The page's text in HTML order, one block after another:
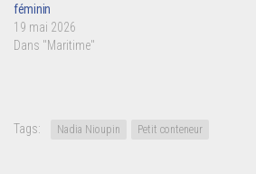
féminin
19 mai 2026
Dans "Maritime"
Tags: Nadia Nioupin Petit conteneur